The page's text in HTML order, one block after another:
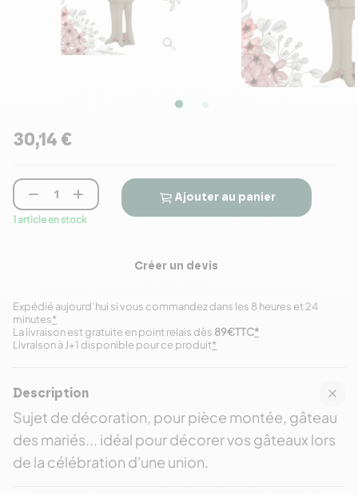
30,14 €
 
1 article en stock
Ajouter au panier
Créer un devis
Expédié aujourd’hui si vous commandez dans les 8 heures et 24
minutes*
Livraison à J+1 disponible pour ce produit*
La livraison est gratuite en point relais dès 89€TTC*
Description
Sujet de décoration, pour pièce montée, gâteau
des mariés... idéal pour décorer vos gâteaux lors
de la célébration d'une union.